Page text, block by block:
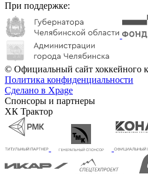
При поддержке:
© Официальный сайт хоккейного
Политика конфиденциальности
Сделано в Xpage
Спонсоры и партнеры
ХК Трактор